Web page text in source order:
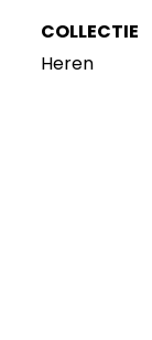
COLLECTIE
Heren